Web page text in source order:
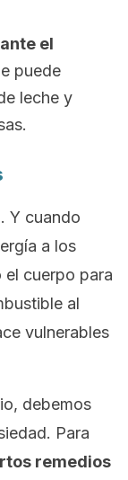
el
puede
leche y
Y cuando
a los
el cuerpo para
al
vulnerables
debemos
Para
remedios